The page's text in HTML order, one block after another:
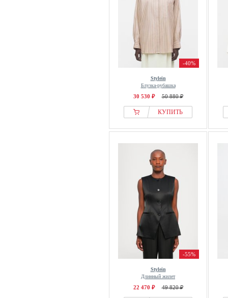
-40%
Stylein
Блузка-рубашка
30 530 ₽ 50 880 ₽
КУПИТЬ
-55%
Stylein
Длинный жилет
22 470 ₽ 49 820 ₽